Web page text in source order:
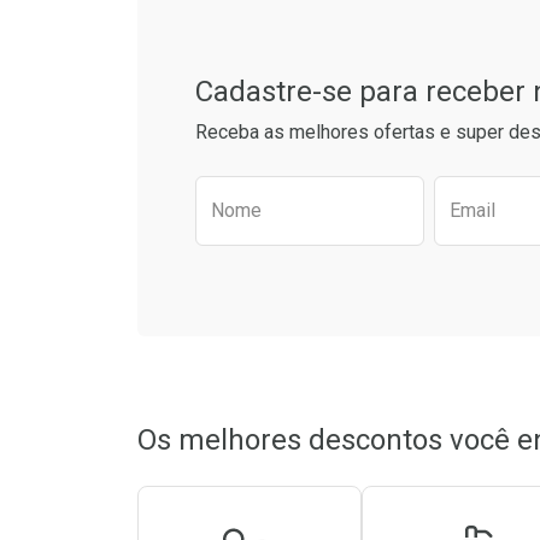
Ativar Desconto
Cadastre-se para receber
Receba as melhores ofertas e super
Preencha o formulário
Nome Email
Os melhores descontos você